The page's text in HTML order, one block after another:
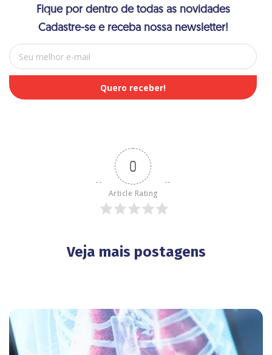
Fique por dentro de todas as novidades
Cadastre-se e receba nossa newsletter!
E-mail
0
Article Rating
Veja mais postagens